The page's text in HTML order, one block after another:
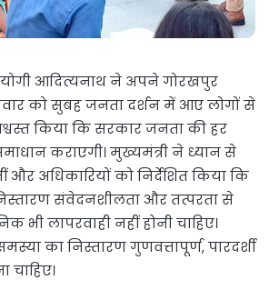
योगी आदित्यनाथ ने अपने गोरखपुर
को सुबह जनता दर्शन में आए लोगों से
किया कि सरकार जनता की हर
कराएगी। मुख्यमंत्री ने ध्यान से
अधिकारियों को निर्देशित किया कि
संवेदनशीलता और तत्परता से
भी लापरवाही नहीं होनी चाहिए।
का निस्तारण गुणवत्तापूर्ण, पारदर्शी
चाहिए।